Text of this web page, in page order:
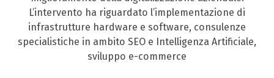
L’intervento ha riguardato l’implementazione di
infrastrutture hardware e software, consulenze
specialistiche in ambito SEO e Intelligenza Artificiale,
sviluppo e-commerce